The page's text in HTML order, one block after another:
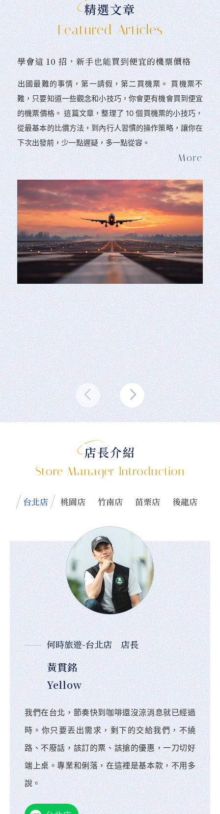
精選文章
Featured Articles
學會這 10 招，新手也能買到便宜的機票價格
󠀠出國最難的事情，第一請假，第二買機票。 󠀠買機票不
難，只要知道一些觀念和小技巧，你會更有機會買到便宜
的機票價格。 這篇文章，整理了 10 個買機票的小技巧，
從最基本的比價方法，到內行人習慣的操作策略，讓你在
下次出發前，少一點遲疑，多一點從容。
店長介紹
Store Manager Introduction
台北店 桃園店 竹南店 苗栗店 後龍店
何時旅遊-台北店 店長
黃貫銘
Yellow
我們在台北，節奏快到咖啡還沒涼消息就已經過
時。你只要丟出需求，剩下的交給我們，不繞
路、不廢話，該訂的票、該搶的優惠，一刀切好
端上桌。專業和俐落，在這裡是基本款，不用多
說。